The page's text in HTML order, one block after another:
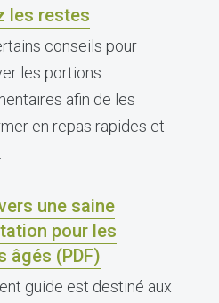
les restes
conseils pour
les portions
afin de les
en repas rapides et
une saine
pour les
âgés (PDF)
guide est destiné aux